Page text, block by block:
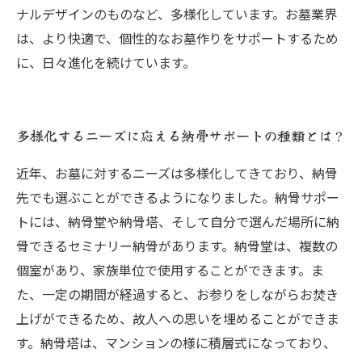
ナルデザインのものなど、多様化しています。お墓業界
は、より快適で、個性的なお墓作りをサポートするため
に、日々進化を続けています。
多様化するニーズに応える納骨サポートの種類とは？
近年、お墓に対するニーズは多様化してきており、納骨
先でも選ぶことができるようになりました。納骨サポー
トには、納骨堂や納骨塔、そして自分で選んだ場所に納
骨できるセミナリー納骨があります。納骨堂は、複数の
個室があり、家族単位で使用することができます。ま
た、一定の期間が経過すると、お参りをしながらお焚き
上げができるため、故人への思いを埋めることができま
す。納骨塔は、マンションの様に積層式になっており、